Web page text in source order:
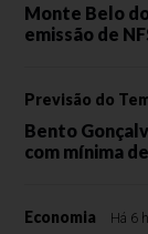
Monte Belo
emissão de
Previsão do
Bento
com mínima
Economia Há 6